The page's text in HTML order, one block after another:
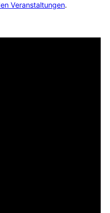
Veranstaltungen.